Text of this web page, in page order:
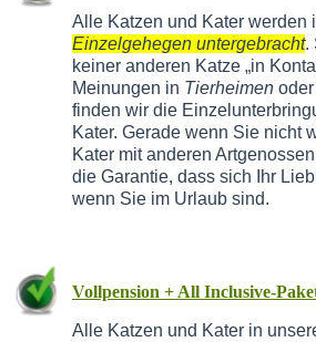
Alle Katzen und Kater werden
Einzelgehegen untergebracht.
keiner anderen Katze „in
Meinungen in Tierheimen
finden wir die
Kater. Gerade wenn Sie nicht
Kater mit anderen
die Garantie, dass sich Ihr
wenn Sie im Urlaub sind.
Vollpension + All Inclusive-
Alle Katzen und Kater in